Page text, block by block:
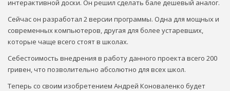
интерактивной доски. Он решил сделать бале дешевый аналог.
Сейчас он разработал 2 версии программы. Одна для мощных и
современных компьютеров, другая для более устаревших,
которые чаще всего стоят в школах.
Себестоимость внедрения в работу данного проекта всего 200
гривен, что позволительно абсолютно для всех школ.
Теперь со своим изобретением Андрей Коноваленко будет